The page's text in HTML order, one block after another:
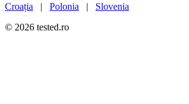
Croația | Polonia | Slovenia
© 2026 tested.ro